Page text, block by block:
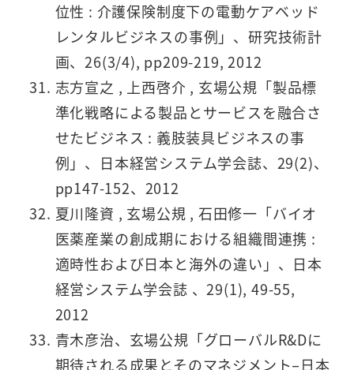
位性 : 介護保険制度下の電動ケアベッド
レンタルビジネスの事例」、研究技術計
画、26(3/4), pp209-219, 2012
志方宣之 , 上西啓介 , 玄場公規「製品標
準化戦略による製品とサービスを融合さ
せたビジネス : 義肢装具ビジネスの事
例」、日本経営システム学会誌、29(2)、
pp147-152、2012
夏川隆資 , 玄場公規 , 石田修一「バイオ
医薬産業の創成期における組織間連携 :
適時性および日本と海外の違い」、日本
経営システム学会誌 、29(1), 49-55,
2012
青木彦治、玄場公規「グローバルR&Dに
期待される成果とそのマネジメント–日本